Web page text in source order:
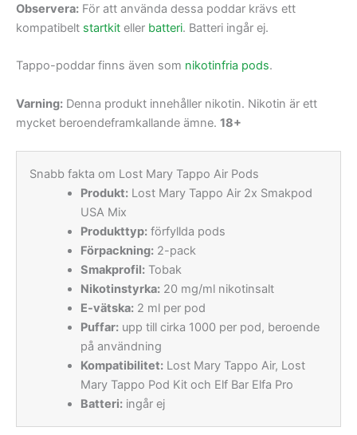
Observera: För att använda dessa poddar krävs ett
kompatibelt startkit eller batteri. Batteri ingår ej.
Tappo-poddar finns även som nikotinfria pods.
Varning: Denna produkt innehåller nikotin. Nikotin är ett
mycket beroendeframkallande ämne. 18+
Snabb fakta om Lost Mary Tappo Air Pods
Produkt:Lost Mary Tappo Air 2x Smakpod
USA Mix
Produkttyp:förfyllda pods
Förpackning:2-pack
Smakprofil:Tobak
Nikotinstyrka:20 mg/ml nikotinsalt
E-vätska:2 ml per pod
Puffar:upp till cirka 1000 per pod, beroende
på användning
Kompatibilitet:Lost Mary Tappo Air, Lost
Mary Tappo Pod Kit och Elf Bar Elfa Pro
Batteri:ingår ej